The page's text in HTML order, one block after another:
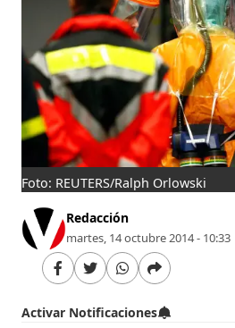
Foto: REUTERS/Ralph Orlowski
Redacción
martes, 14 octubre 2014 - 10:33
Activar Notificaciones